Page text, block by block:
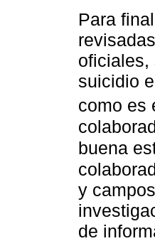
Para
oficiales,
suicidio
como es
buena
y
de